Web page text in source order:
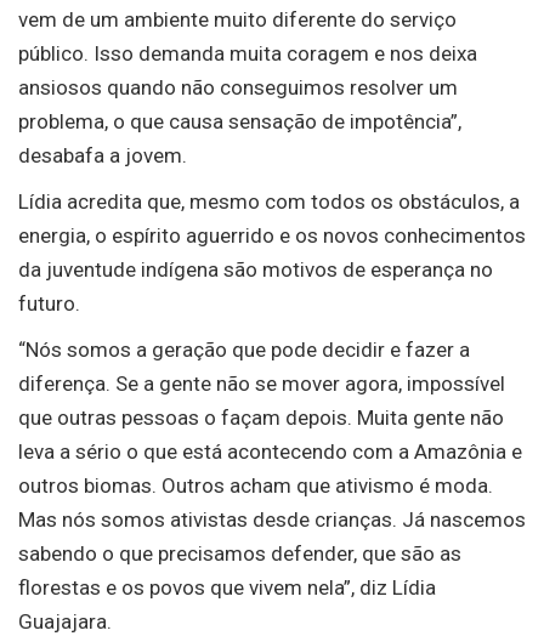
vem de um ambiente muito diferente do serviço
público. Isso demanda muita coragem e nos deixa
ansiosos quando não conseguimos resolver um
problema, o que causa sensação de impotência”,
desabafa a jovem.
Lídia acredita que, mesmo com todos os obstáculos, a
energia, o espírito aguerrido e os novos conhecimentos
da juventude indígena são motivos de esperança no
futuro.
“Nós somos a geração que pode decidir e fazer a
diferença. Se a gente não se mover agora, impossível
que outras pessoas o façam depois. Muita gente não
leva a sério o que está acontecendo com a Amazônia e
outros biomas. Outros acham que ativismo é moda.
Mas nós somos ativistas desde crianças. Já nascemos
sabendo o que precisamos defender, que são as
florestas e os povos que vivem nela”, diz Lídia
Guajajara.